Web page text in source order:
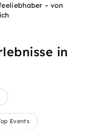
– von
in
Events